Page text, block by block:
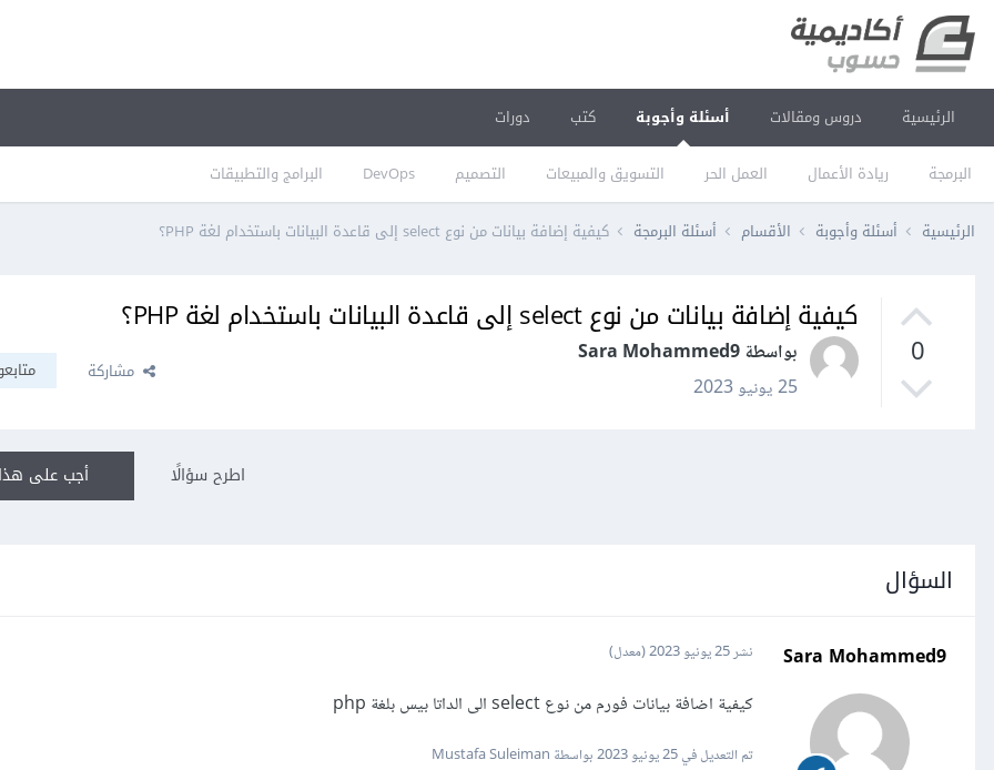
الرئيسية دروس ومقالات أسئلة وأجوبة
البرمجة ريادة الأعمال العمل الحر التسويق والمبيعات التصميم DevOps البرامج والتطبيقات
كتب دورات
الرئيسية أسئلة وأجوبة الأقسام أسئلة البرمجة كيفية إضافة بيانات من نوع select إلى قاعدة البيانات باستخدام لغة PHP؟
0
كيفية إضافة بيانات من نوع select إلى قاعدة البيانات باستخدام لغة PHP؟
بواسطة Sara Mohammed9
25 يونيو 2023
مشاركة
أجب على اطرح سؤالًا
السؤال
Sara Mohammed9 نشر25 يونيو 2023 (معدل)
كيفية اضافة بيانات فورم من نوع select الى الداتا بيس بلغة php
تم التعديل في25 يونيو 2023
بواسطة Mustafa Suleiman